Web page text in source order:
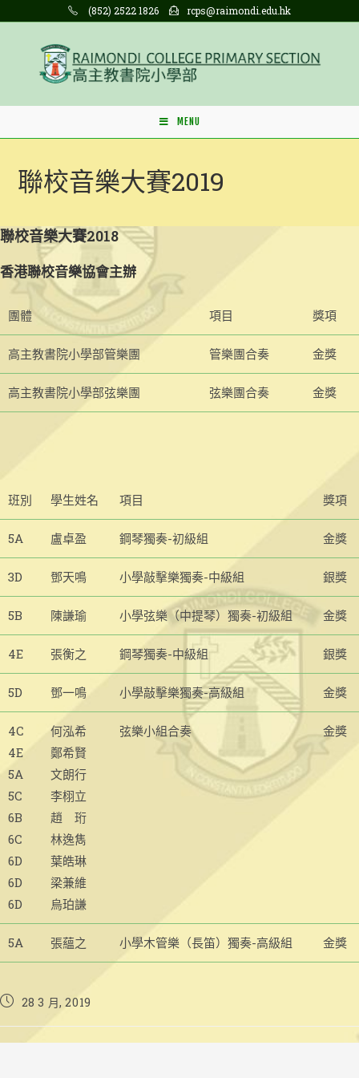
content
(852) 2522 1826 rcps@raimondi.edu.hk
MENU
聯校音樂大賽2019
聯校音樂大賽2018
香港聯校音樂協會主辦
團體 項目 獎項
高主教書院小學部管樂團 管樂團合奏 金獎
高主教書院小學部弦樂團 弦樂團合奏 金獎
班別 學生姓名 項目 獎項
5A 盧卓盈 鋼琴獨奏-初級組 金獎
3D 鄧天鳴 小學敲擊樂獨奏-中級組 銀獎
5B 陳謙瑜 小學弦樂（中提琴）獨奏-初級組 金獎
4E 張衡之 鋼琴獨奏-中級組 銀獎
5D 鄧一鳴 小學敲擊樂獨奏-高級組 金獎
4C
4E
5A
5C
6B
6C
6D
6D
6D
何泓希
鄭希賢
文朗行
李栩立
趙 珩
林逸雋
葉皓琳
梁兼維
烏珀謙
弦樂小組合奏 金獎
5A 張蘊之 小學木管樂（長笛）獨奏-高級組 金獎
Post28 3 月, 2019